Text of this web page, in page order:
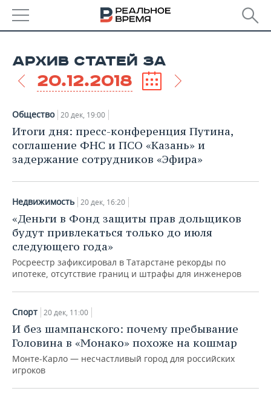
УДМУРТИЯ
НОВОСТИ
НОВОСТИ АНАЛИТИКИ
ДЕКЛАРАЦИИ О ДОХОДАХ
КОРОЛИ ГОСЗАКАЗА ПФО
ВУЗЫ ТАТАРСТАНА
КОМУ ПРИНАДЛЕЖАТ
ТОРГОВЫЕ ЦЕНТРЫ
ТАТАРСТАНА
ЭКОНОМИКА
НОВОСТИ ЭКОНОМИКИ
ФИНАНСЫ
БЮДЖЕТ
ИНВЕСТИЦИИ
ПРОМЫШЛЕННОСТЬ
НОВОСТИ
АГРОПРОМ
МАШИНОСТРОЕНИЕ
НЕФТЕХИМИЯ
ОПК
ЭНЕРГЕТИКА
НЕДВИЖИМОСТЬ
НОВОСТИ НЕДВИЖИМОСТИ
НОВОСТИ АВТО
БИЗНЕС
НОВОСТИ БИЗНЕСА
РОЗНИЧНАЯ ТОРГОВЛЯ
ТРАНСПОРТ
УСЛУГИ
ТЕХНОЛОГИИ
НОВОСТИ ТЕХНОЛОГИЙ
МЕДИА
ТЕЛЕКОММУНИКАЦИИ
МЕРОПРИЯТИЯ
НОВОСТИ МЕРОПРИЯТИЙ
ВЫЕЗДНАЯ РЕДАКЦИЯ
БИЗНЕС-БРАНЧИ
СПОРТ
НОВОСТИ СПОРТА
ФУТБОЛ
ОБЩЕСТВО
НОВОСТИ ОБЩЕСТВА
ФОТОГАЛЕРЕЯ
АРХИВ СТАТЕЙ ЗА
20.12.2018
Общество 20 дек, 19:00
Итоги дня: пресс-конференция Путина,
соглашение ФНС и ПСО «Казань» и
задержание сотрудников «Эфира»
Недвижимость 20 дек, 16:20
«Деньги в Фонд защиты прав дольщиков
будут привлекаться только до июля
следующего года»
Росреестр зафиксировал в Татарстане рекорды по
ипотеке, отсутствие границ и штрафы для инженеров
Спорт 20 дек, 11:00
И без шампанского: почему пребывание
Головина в «Монако» похоже на кошмар
Монте-Карло — несчастливый город для российских
игроков